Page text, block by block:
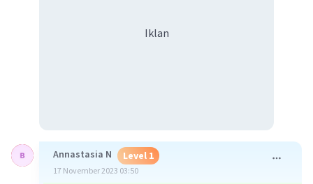
Iklan
Annastasia N Level 1
17 November 2023 03:50